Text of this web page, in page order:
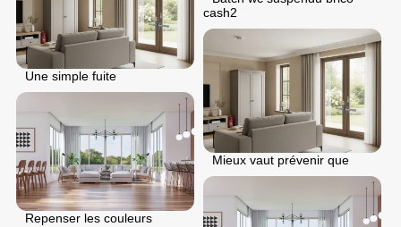
cash2
Une simple fuite
Mieux vaut prévenir que
Repenser les couleurs